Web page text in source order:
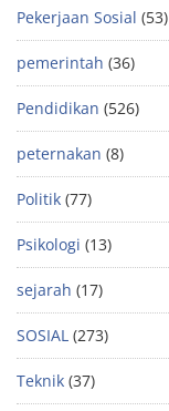
Pekerjaan Sosial (53)
pemerintah (36)
Pendidikan (526)
peternakan (8)
Politik (77)
Psikologi (13)
sejarah (17)
SOSIAL (273)
Teknik (37)